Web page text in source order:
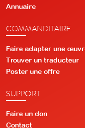
Annuaire
COMMANDITAIRE
Faire adapter une
Trouver un traducteur
Poster une offre
SUPPORT
Faire un don
Contact